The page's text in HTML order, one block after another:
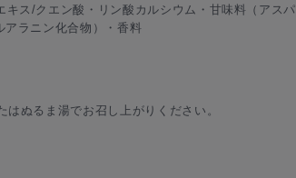
キス/クエン酸・リン酸カルシウム・甘味料（アスパ
アラニン化合物）・香料
はぬるま湯でお召し上がりください。